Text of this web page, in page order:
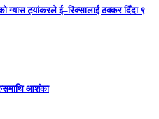
ग्यास ट्यांकरले ई–रिक्सालाई ठक्कर दिँदा ९
आशंका